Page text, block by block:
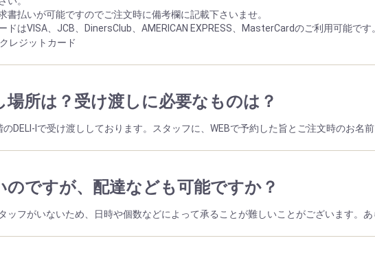
書払いが可能ですのでご注文時に備考欄に記載下さいませ。
ドはVISA、JCB、DinersClub、AMERICAN EXPRESS、MasterCardのご利用可能です
場所は？受け渡しに必要なものは？
DELI-Iで受け渡ししております。スタッフに、WEBで予約した旨とご注文時のお名
のですが、配達なども可能ですか？
ッフがいないため、日時や個数などによって承ることが難しいことがございます。